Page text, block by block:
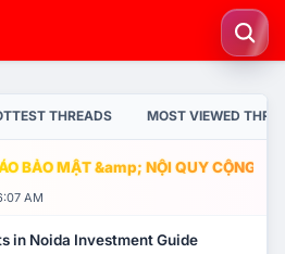
THREADS MOST VIEWED
BẢO MẬT &amp; NỘI QUY CỘNG
AM
in Noida Investment Guide